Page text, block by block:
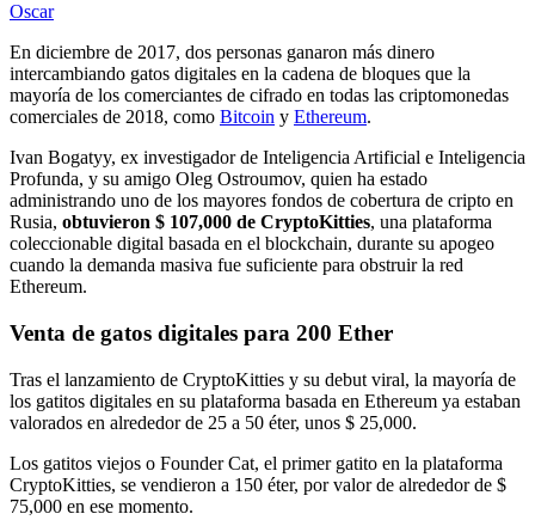
Oscar
En diciembre de 2017, dos personas ganaron más dinero
intercambiando gatos digitales en la cadena de bloques que la
mayoría de los comerciantes de cifrado en todas las criptomonedas
comerciales de 2018, como Bitcoin y Ethereum.
Ivan Bogatyy, ex investigador de Inteligencia Artificial e Inteligencia
Profunda, y su amigo Oleg Ostroumov, quien ha estado
administrando uno de los mayores fondos de cobertura de cripto en
Rusia, obtuvieron $ 107,000 de CryptoKitties, una plataforma
coleccionable digital basada en el blockchain, durante su apogeo
cuando la demanda masiva fue suficiente para obstruir la red
Ethereum.
Venta de gatos digitales para 200 Ether
Tras el lanzamiento de CryptoKitties y su debut viral, la mayoría de
los gatitos digitales en su plataforma basada en Ethereum ya estaban
valorados en alrededor de 25 a 50 éter, unos $ 25,000.
Los gatitos viejos o Founder Cat, el primer gatito en la plataforma
CryptoKitties, se vendieron a 150 éter, por valor de alrededor de $
75,000 en ese momento.